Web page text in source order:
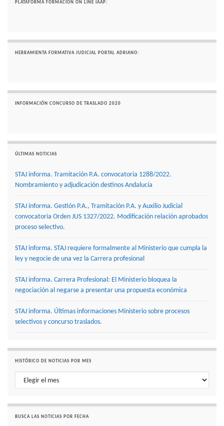
PLATAFORMA FORMACIÓN ON LINE IAAP:
HERRAMIENTA FORMATIVA JUDICIAL PORTAL ADRIANO:
INFORMACIÓN CONCURSO DE TRASLADO 2020
ÚLTIMAS NOTICIAS
STAJ informa. Tramitación P.A. convocatoria 1288/2022.
Nombramiento y adjudicación destinos Andalucía
STAJ informa. Gestión P.A., Tramitación P.A. y Auxilio Judicial
convocatoria Orden JUS 1327/2022. Modificación relación aprobados
proceso selectivo.
STAJ informa. STAJ requiere formalmente al Ministerio que cumpla la
ley y negocie de una vez la Carrera profesional
STAJ informa. Carrera Profesional: El Ministerio bloquea la
negociación al negarse a presentar una propuesta económica
STAJ informa. Últimas informaciones Ministerio sobre procesos
selectivos y concurso traslados.
HISTÓRICO DE NOTICIAS POR MES
Histórico de noticias por mes
BUSCA LAS NOTICIAS POR FECHA